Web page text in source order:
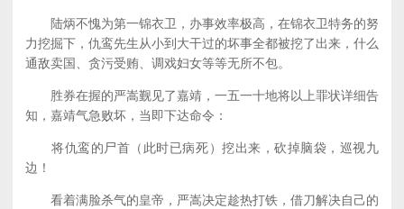
陆炳不愧为第一锦衣卫，办事效率极高，在锦衣卫特务的努
力挖掘下，仇鸾先生从小到大干过的坏事全都被挖了出来，什么
通敌卖国、贪污受贿、调戏妇女等等无所不包。
胜券在握的严嵩觐见了嘉靖，一五一十地将以上罪状详细告
知，嘉靖气急败坏，当即下达命令：
将仇鸾的尸首（此时已病死）挖出来，砍掉脑袋，巡视九
边！
看着满脸杀气的皇帝，严嵩决定趁热打铁，借刀解决自己的